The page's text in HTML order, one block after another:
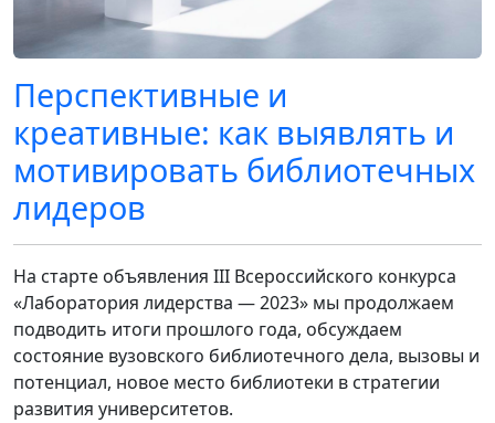
Перспективные и
креативные: как выявлять и
мотивировать библиотечных
лидеров
На старте объявления III Всероссийского конкурса
«Лаборатория лидерства — 2023» мы продолжаем
подводить итоги прошлого года, обсуждаем
состояние вузовского библиотечного дела, вызовы и
потенциал, новое место библиотеки в стратегии
развития университетов.